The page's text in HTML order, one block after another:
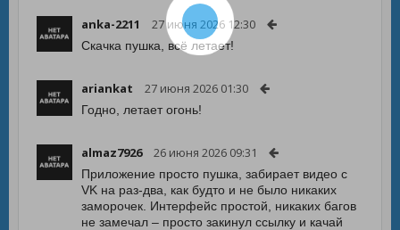
anka-2211 27 июня 2026 12:30
Скачка пушка, всё летает!
ariankat 27 июня 2026 01:30
Годно, летает огонь!
almaz7926 26 июня 2026 09:31
Приложение просто пушка, забирает видео с
VK на раз-два, как будто и не было никаких
заморочек. Интерфейс простой, никаких багов
не замечал – просто закинул ссылку и качай